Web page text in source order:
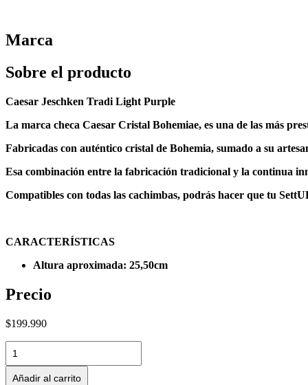
Marca
Sobre el producto
Caesar Jeschken Tradi Light Purple
La marca checa Caesar Cristal Bohemiae, es una de las más
Fabricadas con auténtico cristal de Bohemia, sumado a su
Esa combinación entre la fabricación tradicional y la continua
Compatibles con todas las cachimbas, podrás hacer que tu
CARACTERÍSTICAS
Altura aproximada: 25,50cm
Precio
$199.990
Jeschken
Tradi
Añadir al carrito